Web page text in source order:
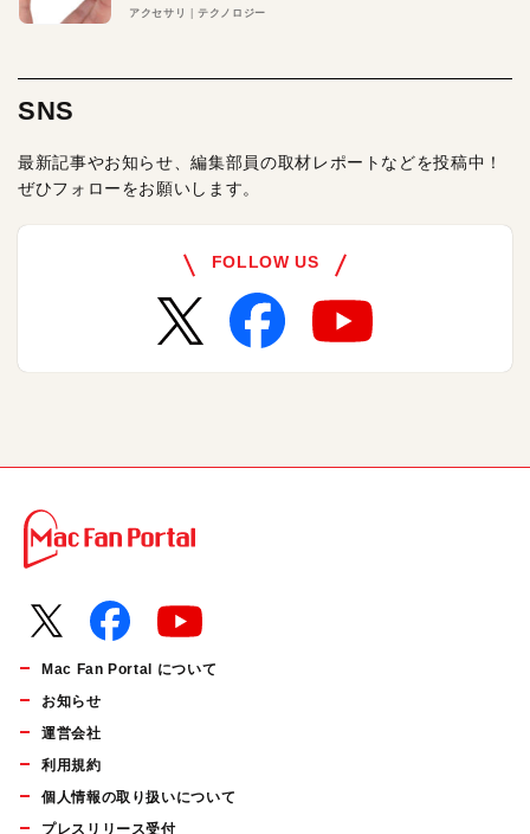
アクセサリ テクノロジー
SNS
最新記事やお知らせ、編集部員の取材レポートなどを投稿中！
ぜひフォローをお願いします。
FOLLOW US
Mac Fan Portal について
お知らせ
運営会社
利用規約
個人情報の取り扱いについて
プレスリリース受付